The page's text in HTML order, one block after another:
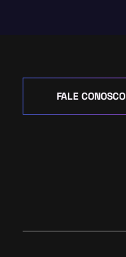
FALE CONOSCO